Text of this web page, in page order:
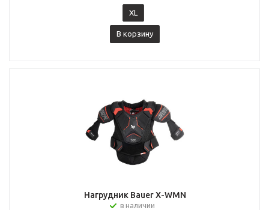
XL
В корзину
Нагрудник Bauer X-WMN
в наличии